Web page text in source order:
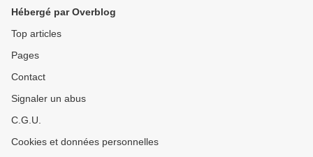
Hébergé par Overblog
Top articles
Pages
Contact
Signaler un abus
C.G.U.
Cookies et données personnelles